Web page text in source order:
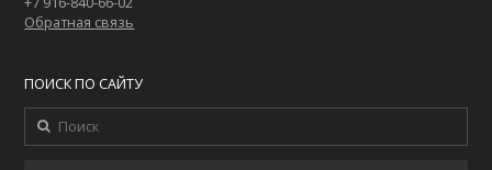
Обратная связь
ПОИСК ПО САЙТУ